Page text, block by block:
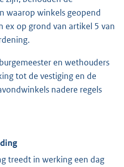
waarop winkels geopend
ex op grond van artikel 5 van
en wethouders
tot de vestiging en de
nadere regels
treedt in werking een dag